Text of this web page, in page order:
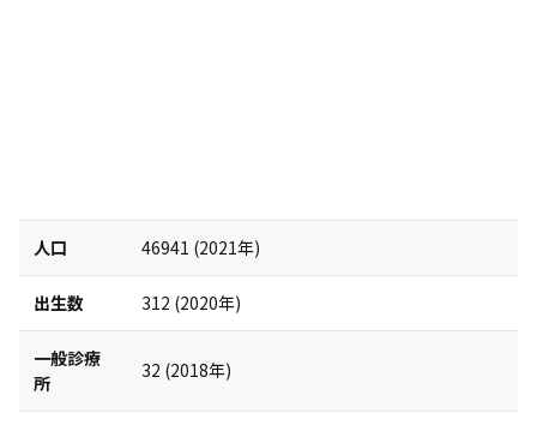
人口 46941 (2021年)
出生数 312 (2020年)
一般診療
所
32 (2018年)